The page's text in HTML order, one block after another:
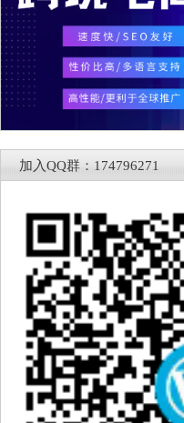
加入QQ群：174796271